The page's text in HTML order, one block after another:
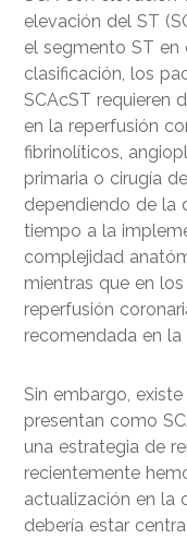
elevación del ST
el segmento ST en
clasificación, los
SCAcST requieren
en la reperfusión
fibrinolíticos,
primaria o cirugía
dependiendo de la
tiempo a la
complejidad
mientras que en
reperfusión
recomendada en la
Sin embargo,
presentan como
una estrategia de
recientemente
actualización en la
debería estar